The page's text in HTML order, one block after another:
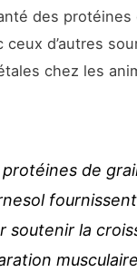
des protéines
ceux d’autres
chez les
protéines de
soutenir la